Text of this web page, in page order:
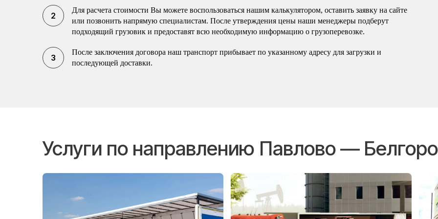
Для расчета стоимости Вы можете воспользоваться нашим калькулятором, оставить заявку на сайте
или позвонить напрямую специалистам. После утверждения цены наши менеджеры подберут
подходящий грузовик и предоставят всю необходимую информацию о грузоперевозке.
После заключения договора наш транспорт прибывает по указанному адресу для загрузки и
последующей доставки.
Услуги по направлению Павлово —